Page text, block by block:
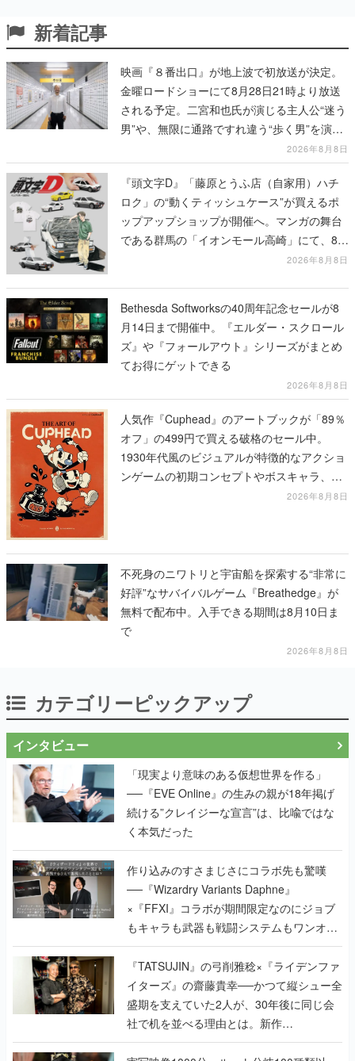
新着記事
映画『８番出口』が地上波で初放送が決定。
金曜ロードショーにて8月28日21時より放送
される予定。二宮和也氏が演じる主人公“迷う
男”や、無限に通路ですれ違う“歩く男”を演じ
2026年8月8日
『頭文字D』「藤原とうふ店（自家用）ハチ
ロク」の“動くティッシュケース”が買えるポ
ップアップショップが開催へ。マンガの舞台
である群馬の「イオンモール高崎」にて、8月
11日から8月20日までの期間限定で開催予定
2026年8月8日
Bethesda Softworksの40周年記念セールが8
月14日まで開催中。『エルダー・スクロール
ズ』や『フォールアウト』シリーズがまとめ
てお得にゲットできる
2026年8月8日
人気作『Cuphead』のアートブックが「89％
オフ」の499円で買える破格のセール中。
1930年代風のビジュアルが特徴的なアクショ
ンゲームの初期コンセプトやボスキャラ、ス
2026年8月8日
不死身のニワトリと宇宙船を探索する“非常に
好評”なサバイバルゲーム『Breathedge』が
無料で配布中。入手できる期間は8月10日ま
で
2026年8月8日
カテゴリーピックアップ
インタビュー
「現実より意味のある仮想世界を作る」
──『EVE Online』の生みの親が18年掲げ
続ける”クレイジーな宣言”は、比喩ではな
く本気だった
作り込みのすさまじさにコラボ先も驚嘆
──『Wizardry Variants Daphne』
×『FFXI』コラボが期間限定なのにジョブ
もキャラも武器も戦闘システムもワンオフ
で作り込まれた理由を両ディレクターに聞
く
『TATSUJIN』の弓削雅稔×『ライデンファ
イターズ』の齋藤貴幸──かつて縦シュー全
盛期を支えていた2人が、30年後に同じ会
社で机を並べる理由とは。新作
『TATSUJIN EXTREME』で初タッグを組